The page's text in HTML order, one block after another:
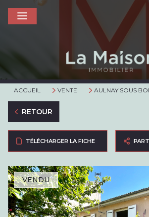
ACCUEIL VENTE AULNAY SOUS
RETOUR
TÉLÉCHARGER LA FICHE
VENDU